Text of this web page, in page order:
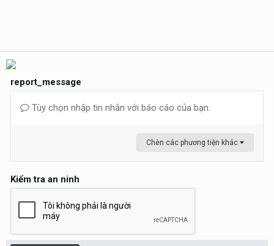
report_message
Tùy chọn nhập tin nhắn với báo cáo của bạn.
Chèn các phương tiện khác
Kiểm tra an ninh